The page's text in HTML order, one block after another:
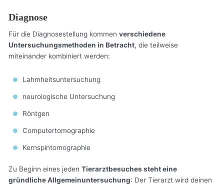
Diagnose
Für die Diagnosestellung kommenverschiedene
Untersuchungsmethoden in Betracht, die teilweise
miteinander kombiniert werden:
Lahmheitsuntersuchung
neurologische Untersuchung
Röntgen
Computertomographie
Kernspintomographie
Zu Beginn eines jedenTierarztbesuches steht eine
gründliche Allgemeinuntersuchung: Der Tierarzt wird deinen